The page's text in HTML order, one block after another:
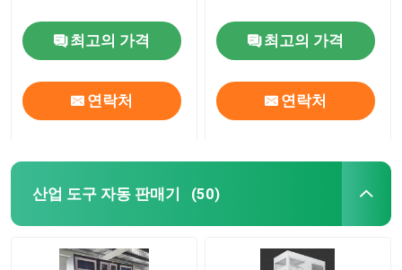
최고의 가격
연락처
최고의 가격
연락처
산업 도구 자동 판매기 (50)